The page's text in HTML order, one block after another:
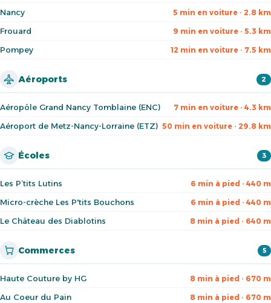
Nancy 5 min en voiture · 2.8 km
Frouard 9 min en voiture · 5.3 km
Pompey 12 min en voiture · 7.5 km
Aéroports 2
Aéropôle Grand Nancy Tomblaine (ENC) 7 min en voiture · 4.3 km
Aéroport de Metz-Nancy-Lorraine (ETZ) 50 min en voiture · 29.8 km
Écoles 3
Les P’tits Lutins 6 min à pied · 440 m
Micro-crèche Les P'tits Bouchons 6 min à pied · 440 m
Le Château des Diablotins 8 min à pied · 640 m
Commerces 5
Haute Couture by HG 8 min à pied · 670 m
Au Coeur du Pain 8 min à pied · 670 m